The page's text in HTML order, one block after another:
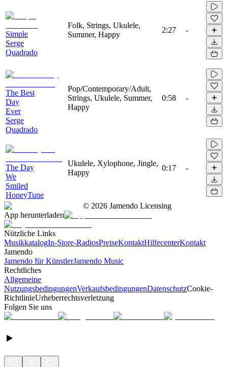
Simple
Serge
Quadrado
Folk, Strings, Ukulele,
Summer, Happy
2:27 -
The Best
Day
Ever
Serge
Quadrado
Pop/Contemporary/Adult,
Strings, Ukulele, Summer,
Happy
0:58 -
The Day
We
Smiled
HoneyTune
Ukulele, Xylophone, Jingle,
Happy
0:17 -
© 2026 Jamendo Licensing
App herunterladen
Nützliche Links
MusikkatalogIn-Store-RadiosPreiseKontaktHilfecenterKontakt
Jamendo
Jamendo für KünstlerJamendo Music
Rechtliches
Allgemeine
NutzungsbedingungenVerkaufsbedingungenDatenschutzCookie-
RichtlinieUrheberrechtsverletzung
Folgen Sie uns